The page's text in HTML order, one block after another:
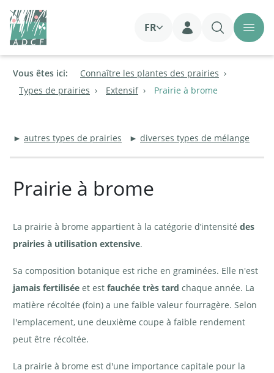
FR
Login
Vous êtes ici:
Connaître les plantes des prairies
Types de prairies
Extensif Prairie à brome
► autres types de prairies ► diverses types de mélange
Prairie à brome
La prairie à brome appartient à la catégorie d’intensité des
prairies à utilisation extensive.
Sa composition botanique est riche en graminées. Elle n'est
jamais fertilisée et est fauchée très tard chaque année. La
matière récoltée (foin) a une faible valeur fourragère. Selon
l'emplacement, une deuxième coupe à faible rendement
peut être récoltée.
La prairie à brome est d'une importance capitale pour la